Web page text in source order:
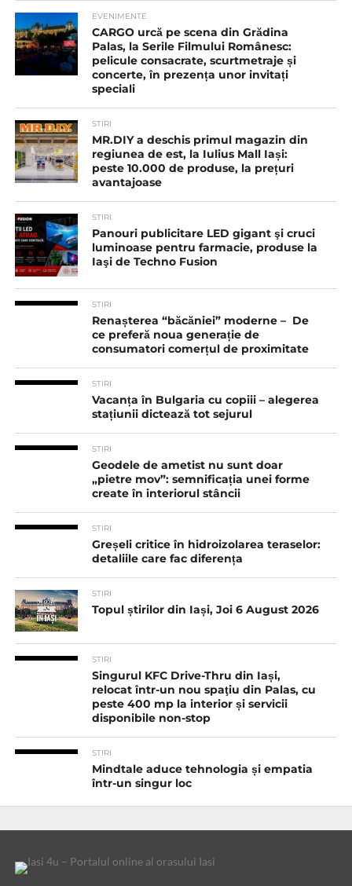
EVENIMENTE
CARGO urcă pe scena din Grădina
Palas, la Serile Filmului Românesc:
pelicule consacrate, scurtmetraje și
concerte, în prezența unor invitați
speciali
STIRI
MR.DIY a deschis primul magazin din
regiunea de est, la Iulius Mall Iași:
peste 10.000 de produse, la prețuri
avantajoase
STIRI
Panouri publicitare LED gigant şi cruci
luminoase pentru farmacie, produse la
Iaşi de Techno Fusion
STIRI
Renașterea “băcăniei” moderne – De
ce preferă noua generație de
consumatori comerțul de proximitate
STIRI
Vacanța în Bulgaria cu copiii – alegerea
stațiunii dictează tot sejurul
STIRI
Geodele de ametist nu sunt doar
„pietre mov”: semnificația unei forme
create în interiorul stâncii
STIRI
Greșeli critice în hidroizolarea teraselor:
detaliile care fac diferența
STIRI
Topul știrilor din Iași, Joi 6 August 2026
STIRI
Singurul KFC Drive-Thru din Iași,
relocat într-un nou spaţiu din Palas, cu
peste 400 mp la interior și servicii
disponibile non-stop
STIRI
Mindtale aduce tehnologia și empatia
într-un singur loc